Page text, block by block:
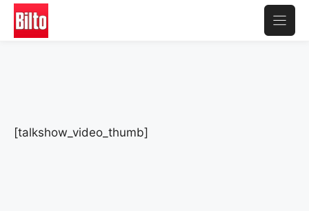
Aller
contenu
[talkshow_video_thumb]